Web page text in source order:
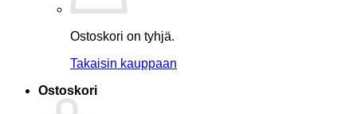
Ostoskori on tyhjä.
Takaisin kauppaan
Ostoskori